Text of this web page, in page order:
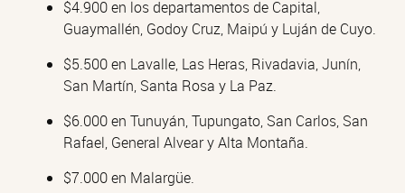
$4.900 en los departamentos de Capital,
Guaymallén, Godoy Cruz, Maipú y Luján de Cuyo.
$5.500 en Lavalle, Las Heras, Rivadavia, Junín,
San Martín, Santa Rosa y La Paz.
$6.000 en Tunuyán, Tupungato, San Carlos, San
Rafael, General Alvear y Alta Montaña.
$7.000 en Malargüe.